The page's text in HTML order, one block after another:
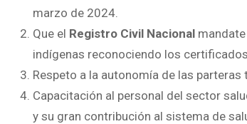
marzo de 2024.
Que el Registro Civil Nacional
indígenas reconociendo los
Respeto a la autonomía de las
Capacitación al personal del sector
y su gran contribución al sistema de